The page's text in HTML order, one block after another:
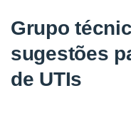
Grupo
sugestões
de UTIs